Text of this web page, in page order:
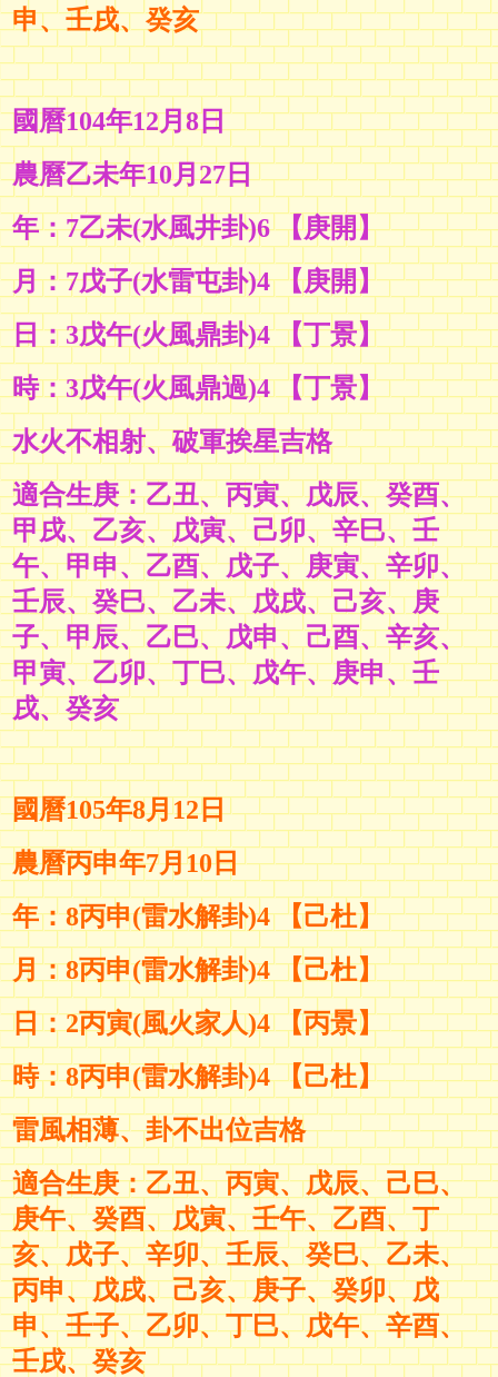
申、壬戌、癸亥
國曆104年12月8日
農曆乙未年10月27日
年：7乙未(水風井卦)6 【庚開】
月：7戊子(水雷屯卦)4 【庚開】
日：3戊午(火風鼎卦)4 【丁景】
時：3戊午(火風鼎過)4 【丁景】
水火不相射、破軍挨星吉格
適合生庚：乙丑、丙寅、戊辰、癸酉、
甲戌、乙亥、戊寅、己卯、辛巳、壬
午、甲申、乙酉、戊子、庚寅、辛卯、
壬辰、癸巳、乙未、戊戌、己亥、庚
子、甲辰、乙巳、戊申、己酉、辛亥、
甲寅、乙卯、丁巳、戊午、庚申、壬
戌、癸亥
國曆105年8月12日
農曆丙申年7月10日
年：8丙申(雷水解卦)4 【己杜】
月：8丙申(雷水解卦)4 【己杜】
日：2丙寅(風火家人)4 【丙景】
時：8丙申(雷水解卦)4 【己杜】
雷風相薄、卦不出位吉格
適合生庚：乙丑、丙寅、戊辰、己巳、
庚午、癸酉、戊寅、壬午、乙酉、丁
亥、戊子、辛卯、壬辰、癸巳、乙未、
丙申、戊戌、己亥、庚子、癸卯、戊
申、壬子、乙卯、丁巳、戊午、辛酉、
壬戌、癸亥